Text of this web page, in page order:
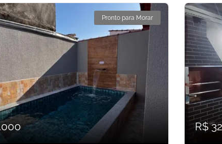
Pronto para Morar
R$